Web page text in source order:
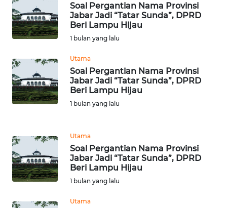
Soal Pergantian Nama Provinsi
Jabar Jadi “Tatar Sunda”, DPRD
Beri Lampu Hijau
1 bulan yang lalu
Utama
Soal Pergantian Nama Provinsi
Jabar Jadi “Tatar Sunda”, DPRD
Beri Lampu Hijau
1 bulan yang lalu
Utama
Soal Pergantian Nama Provinsi
Jabar Jadi “Tatar Sunda”, DPRD
Beri Lampu Hijau
1 bulan yang lalu
Utama
KARO
WN
WN
LABUHANBATU
TENGAH
WN DELI
SERDANG
WN